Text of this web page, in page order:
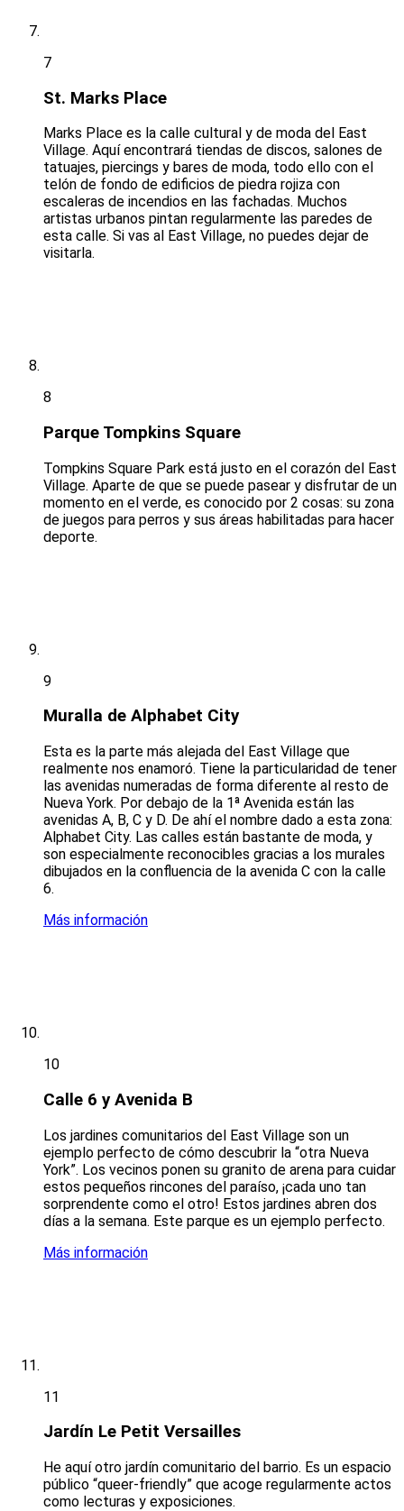
7
St. Marks Place
Marks Place es la calle cultural y de moda del East
Village. Aquí encontrará tiendas de discos, salones de
tatuajes, piercings y bares de moda, todo ello con el
telón de fondo de edificios de piedra rojiza con
escaleras de incendios en las fachadas. Muchos
artistas urbanos pintan regularmente las paredes de
esta calle. Si vas al East Village, no puedes dejar de
visitarla.
8
Parque Tompkins Square
Tompkins Square Park está justo en el corazón del East
Village. Aparte de que se puede pasear y disfrutar de un
momento en el verde, es conocido por 2 cosas: su zona
de juegos para perros y sus áreas habilitadas para hacer
deporte.
9
Muralla de Alphabet City
Esta es la parte más alejada del East Village que
realmente nos enamoró. Tiene la particularidad de tener
las avenidas numeradas de forma diferente al resto de
Nueva York. Por debajo de la 1ª Avenida están las
avenidas A, B, C y D. De ahí el nombre dado a esta zona:
Alphabet City. Las calles están bastante de moda, y
son especialmente reconocibles gracias a los murales
dibujados en la confluencia de la avenida C con la calle
6.
Más información
10
Calle 6 y Avenida B
Los jardines comunitarios del East Village son un
ejemplo perfecto de cómo descubrir la “otra Nueva
York”. Los vecinos ponen su granito de arena para cuidar
estos pequeños rincones del paraíso, ¡cada uno tan
sorprendente como el otro! Estos jardines abren dos
días a la semana. Este parque es un ejemplo perfecto.
Más información
11
Jardín Le Petit Versailles
He aquí otro jardín comunitario del barrio. Es un espacio
público “queer-friendly” que acoge regularmente actos
como lecturas y exposiciones.